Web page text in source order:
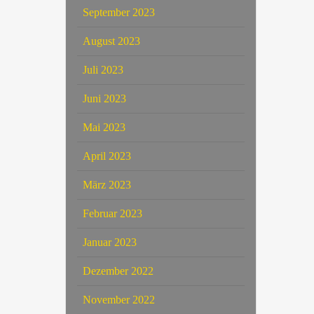
September 2023
August 2023
Juli 2023
Juni 2023
Mai 2023
April 2023
März 2023
Februar 2023
Januar 2023
Dezember 2022
November 2022